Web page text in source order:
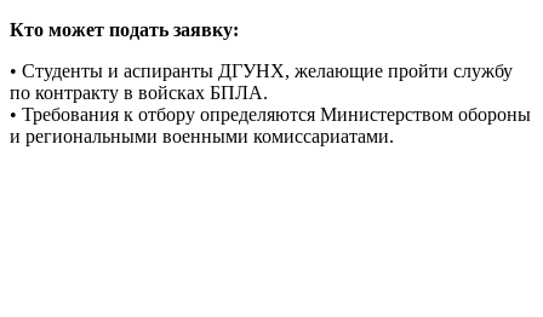
Кто может подать заявку:
• Студенты и аспиранты ДГУНХ, желающие пройти службу
по контракту в войсках БПЛА.
• Требования к отбору определяются Министерством обороны
и региональными военными комиссариатами.